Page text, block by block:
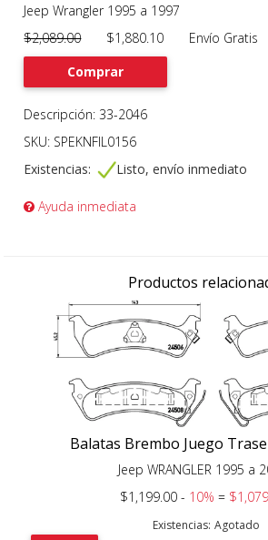
Previous
Jeep Wrangler 1995 a 1997
$2,089.00$1,880.10 Envío Gratis
Comprar
Descripción: 33-2046
SKU: SPEKNFIL0156
Existencias:
Listo, envío inmediato
Ayuda inmediata
Productos
Balatas Brembo Juego
Jeep WRANGLER 1995 a
$1,199.00 - 10%=
Existencias: Agotado